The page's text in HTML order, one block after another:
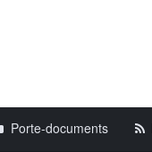
Porte-documents